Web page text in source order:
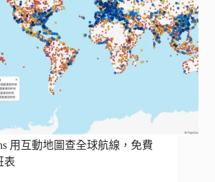
用互動地圖查全球航線，免費
表